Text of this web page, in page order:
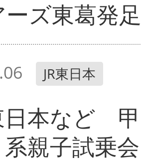
ーズ東葛発足
JR東日本
日本など
系親子試乗会